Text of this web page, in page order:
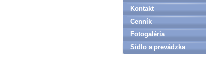
Kontakt
Cenník
Fotogaléria
Sídlo a prevádzka